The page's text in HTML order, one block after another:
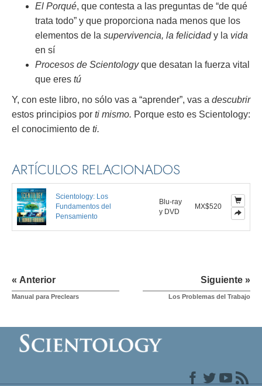
El Porqué, que contesta a las preguntas de “de qué
trata todo” y que proporciona nada menos que los
elementos de la supervivencia, la felicidady la vida
en sí
Procesos de Scientologyque desatan la fuerza vital
que eres tú
Y, con este libro, no sólo vas a “aprender”, vas a descubrir
estos principios por ti mismo. Porque esto es Scientology:
el conocimiento de ti.
ARTÍCULOS RELACIONADOS
Scientology: Los
Fundamentos del
Pensamiento
Blu-ray
y DVD
MX$520
« Anterior
Manual para Preclears
Siguiente »
Los Problemas del Trabajo